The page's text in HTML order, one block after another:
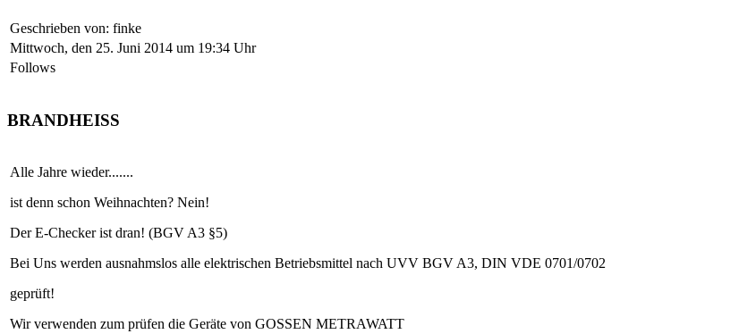
Geschrieben von: finke
Mittwoch, den 25. Juni 2014 um 19:34 Uhr
Follows
BRANDHEISS
Alle Jahre wieder.......
ist denn schon Weihnachten? Nein!
Der E-Checker ist dran! (BGV A3 §5)
Bei Uns werden ausnahmslos alle elektrischen Betriebsmittel nach UVV BGV A3, DIN VDE 0701/0702
geprüft!
Wir verwenden zum prüfen die Geräte von GOSSEN METRAWATT